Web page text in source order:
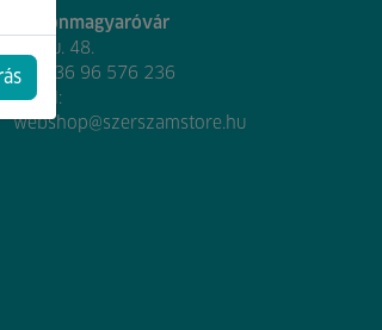
Mosonmagyaróvár
Nap u. 48.
Tel:
+36 96 576 236
Email:
webshop@szerszamstore.hu